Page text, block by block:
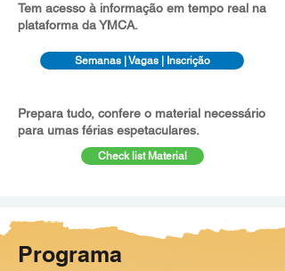
Tem acesso à informação em tempo real na
plataforma da YMCA.
Semanas | Vagas | Inscrição
Prepara tudo, confere o material necessário
para umas férias espetaculares.
Check list Material
Programa